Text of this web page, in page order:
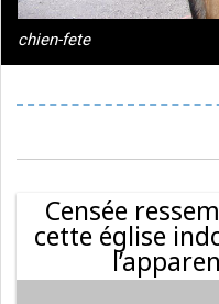
chien-fete
Censée
cette église